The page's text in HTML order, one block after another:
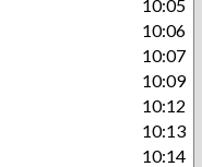
10:05
10:06
10:07
10:09
10:12
10:13
10:14